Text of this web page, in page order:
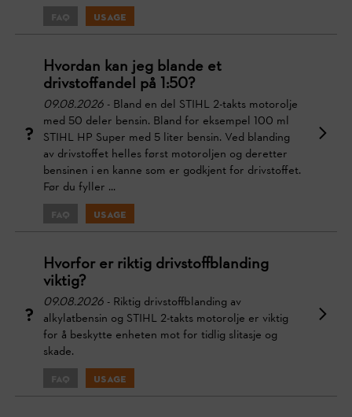
FAQ Usage
Hvordan kan jeg blande et
drivstoffandel på 1:50?
09.08.2026 - Bland en del STIHL 2-takts motorolje
med 50 deler bensin. Bland for eksempel 100 ml
STIHL HP Super med 5 liter bensin. Ved blanding
av drivstoffet helles først motoroljen og deretter
bensinen i en kanne som er godkjent for drivstoffet.
Før du fyller ...
FAQ Usage
Hvorfor er riktig drivstoffblanding
viktig?
09.08.2026 - Riktig drivstoffblanding av
alkylatbensin og STIHL 2-takts motorolje er viktig
for å beskytte enheten mot for tidlig slitasje og
skade.
FAQ Usage